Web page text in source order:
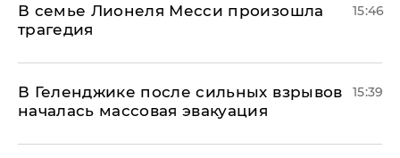
В семье Лионеля Месси произошла
трагедия
15:46
В Геленджике после сильных взрывов
началась массовая эвакуация
15:39